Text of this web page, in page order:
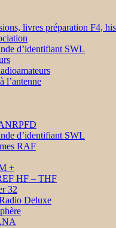
livres préparation F4,
d’identifiant SWL
l’antenne
d’identifiant SWL
RAF
+
HF – THF
32
Deluxe